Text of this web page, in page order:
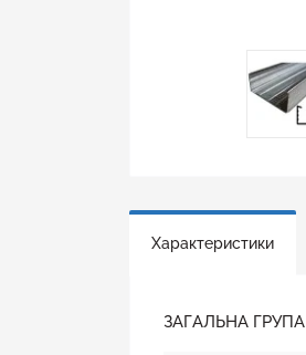
Характеристики
ЗАГАЛЬНА ГРУПА